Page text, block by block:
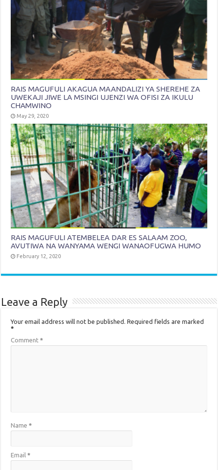
RAIS MAGUFULI AKAGUA MAANDALIZI YA SHEREHE ZA
UWEKAJI JIWE LA MSINGI UJENZI WA OFISI ZA IKULU
CHAMWINO
May 29, 2020
RAIS MAGUFULI ATEMBELEA DAR ES SALAAM ZOO,
AVUTIWA NA WANYAMA WENGI WANAOFUGWA HUMO
February 12, 2020
Leave a Reply
Your email address will not be published. Required fields are marked
*
Comment*
Name*
Email*